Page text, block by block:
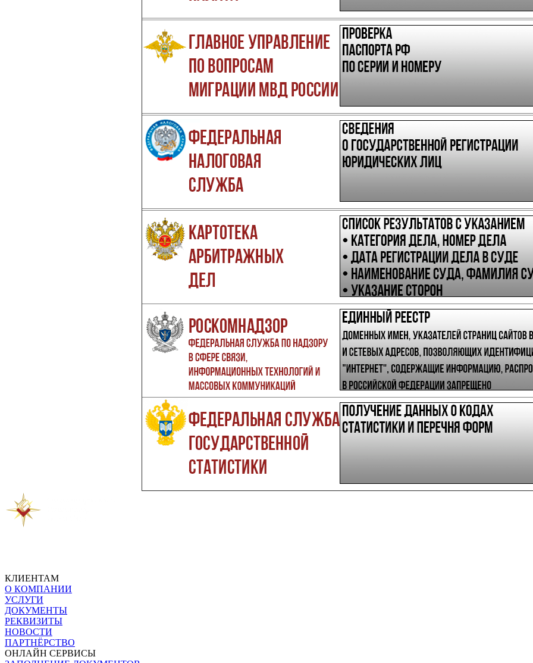
КЛИЕНТАМ
О КОМПАНИИ
УСЛУГИ
ДОКУМЕНТЫ
РЕКВИЗИТЫ
НОВОСТИ
ПАРТНЁРСТВО
ОНЛАЙН СЕРВИСЫ